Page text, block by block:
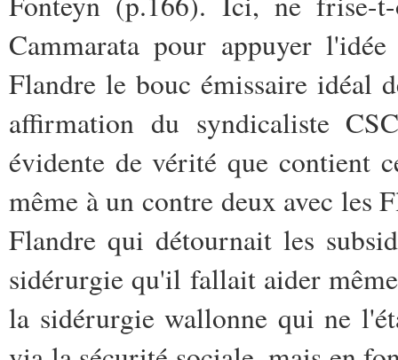
Cammarata pour appuyer
Flandre le bouc émissaire idéal
affirmation du syndicaliste
évidente de vérité que contient
même à un contre deux avec les
Flandre qui détournait les
sidérurgie qu'il fallait aider
la sidérurgie wallonne qui ne